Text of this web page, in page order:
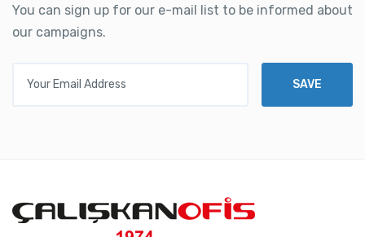
You can sign up for our e-mail list to be informed about
our campaigns.
SAVE